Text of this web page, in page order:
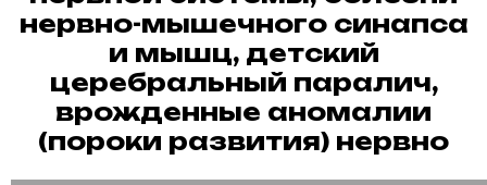
нервно-мышечного синапса
и мышц, детский
церебральный паралич,
врожденные аномалии
(пороки развития) нервно